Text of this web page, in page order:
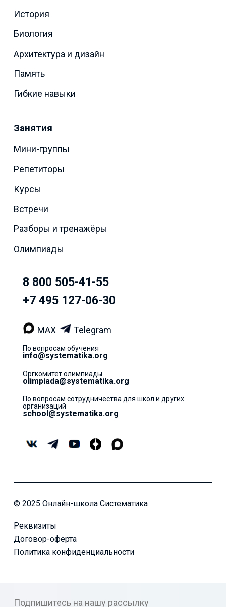
История
Биология
Архитектура и дизайн
Память
Гибкие навыки
Занятия
Мини-группы
Репетиторы
Курсы
Встречи
Разборы и тренажёры
Олимпиады
8 800 505-41-55
+7 495 127-06-30
MAX Telegram
По вопросам обучения
info@systematika.org
Оргкомитет олимпиады
olimpiada@systematika.org
По вопросам сотрудничества для школ и других
организаций
school@systematika.org
© 2025 Онлайн-школа Систематика
Реквизиты
Договор-оферта
Политика конфиденциальности
Подпишитесь на нашу рассылку